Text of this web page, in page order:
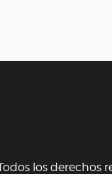
los derechos